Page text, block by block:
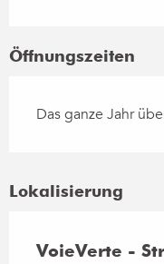
Öffnungszeiten
Das ganze Jahr
Lokalisierung
VoieVerte -